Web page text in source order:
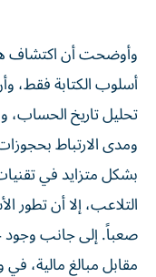
وأوضحت أن اكتشاف
أسلوب الكتابة فقط،
تحليل تاريخ الحساب،
ومدى الارتباط
بشكل متزايد في
التلاعب، إلا أن تطور
صعباً. إلى جانب وجود
مقابل مبالغ مالية،